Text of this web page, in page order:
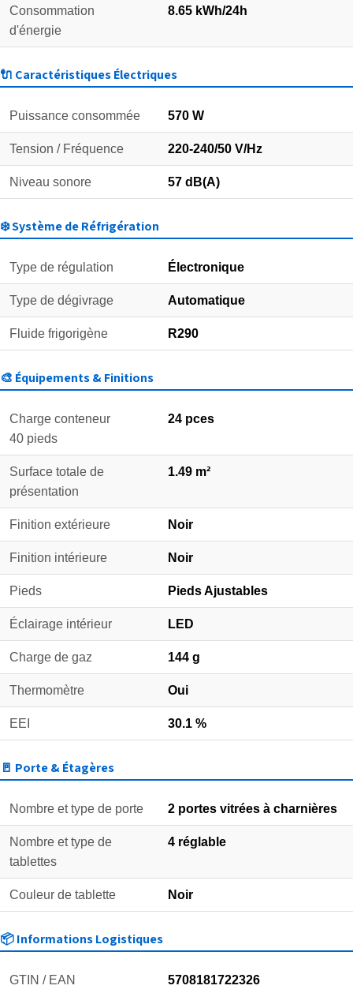
Consommation
d'énergie
8.65 kWh/24h
🔌 Caractéristiques Électriques
Puissance consommée 570 W
Tension / Fréquence 220-240/50 V/Hz
Niveau sonore 57 dB(A)
❄️ Système de Réfrigération
Type de régulation Électronique
Type de dégivrage Automatique
Fluide frigorigène R290
🎨 Équipements & Finitions
Charge conteneur
40 pieds
24 pces
Surface totale de
présentation
1.49 m²
Finition extérieure Noir
Finition intérieure Noir
Pieds Pieds Ajustables
Éclairage intérieur LED
Charge de gaz 144 g
Thermomètre Oui
EEI 30.1 %
🚪 Porte & Étagères
Nombre et type de porte 2 portes vitrées à charnières
Nombre et type de
tablettes
4 réglable
Couleur de tablette Noir
📦 Informations Logistiques
GTIN / EAN 5708181722326